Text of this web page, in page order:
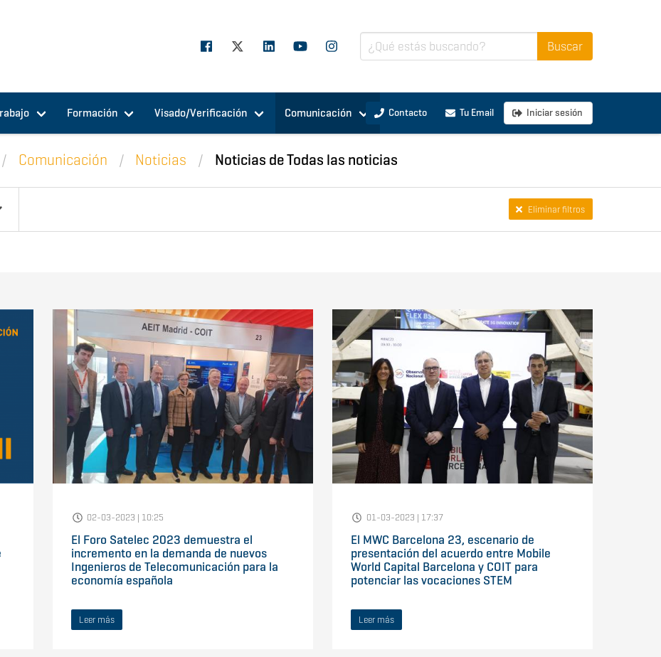
Formación Visado/Verificación Comunicación Contacto Tu Email Iniciar sesión
Comunicación Noticias Noticias de Todas las noticias
Eliminar filtros
02-03-2023 | 10:25
El Foro Satelec 2023 demuestra el
incremento en la demanda de nuevos
Ingenieros de Telecomunicación para la
economía española
Leer más
01-03-2023 | 17:37
El MWC Barcelona 23, escenario de
presentación del acuerdo entre Mobile
World Capital Barcelona y COIT para
potenciar las vocaciones STEM
Leer más